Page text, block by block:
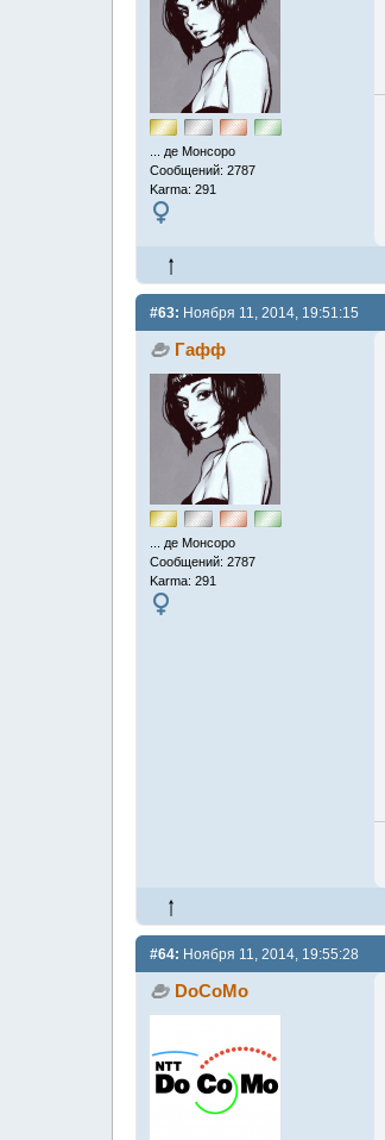
... де Монсоро
Сообщений: 2787
Karma: 291
#63: Ноября 11, 2014, 19:51:15
Гафф
... де Монсоро
Сообщений: 2787
Karma: 291
#64: Ноября 11, 2014, 19:55:28
DoCoMo